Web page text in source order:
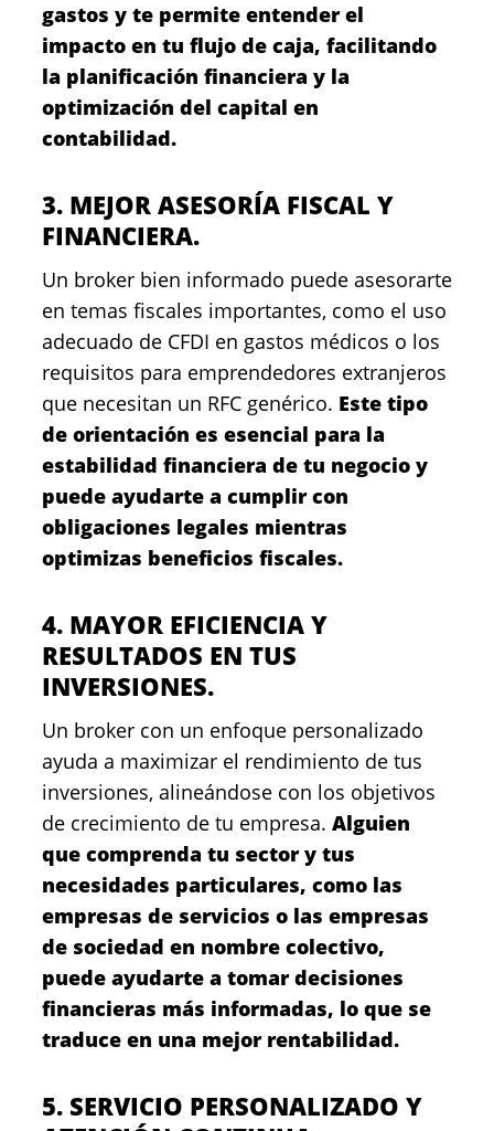
gastos y te permite entender el
impacto en tu flujo de caja, facilitando
la planificación financiera y la
optimización del capital en
contabilidad.
3. MEJOR ASESORÍA FISCAL Y
FINANCIERA.
Un broker bien informado puede asesorarte
en temas fiscales importantes, como el uso
adecuado de CFDI en gastos médicos o los
requisitos para emprendedores extranjeros
que necesitan un RFC genérico. Este tipo
de orientación es esencial para la
estabilidad financiera de tu negocio y
puede ayudarte a cumplir con
obligaciones legales mientras
optimizas beneficios fiscales.
4. MAYOR EFICIENCIA Y
RESULTADOS EN TUS
INVERSIONES.
Un broker con un enfoque personalizado
ayuda a maximizar el rendimiento de tus
inversiones, alineándose con los objetivos
de crecimiento de tu empresa. Alguien
que comprenda tu sector y tus
necesidades particulares, como las
empresas de servicios o las empresas
de sociedad en nombre colectivo,
puede ayudarte a tomar decisiones
financieras más informadas, lo que se
traduce en una mejor rentabilidad.
5. SERVICIO PERSONALIZADO Y